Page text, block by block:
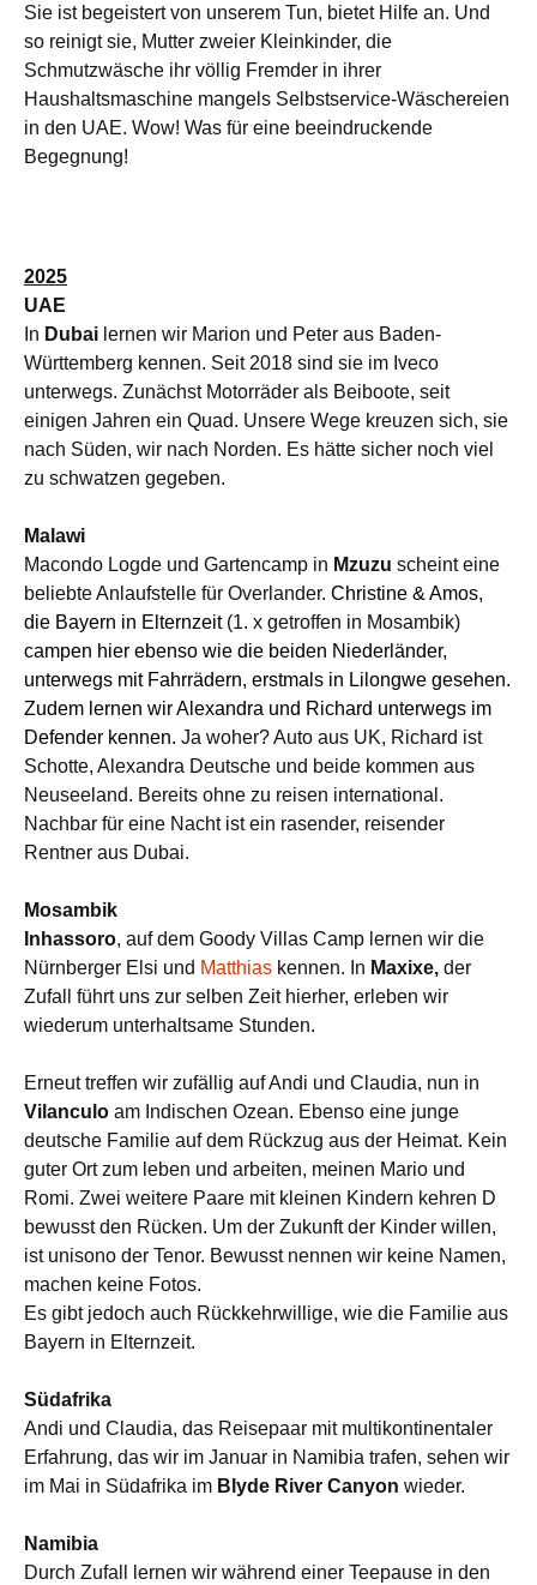
Sie ist begeistert von unserem Tun, bietet Hilfe an. Und
so reinigt sie, Mutter zweier Kleinkinder, die
Schmutzwäsche ihr völlig Fremder in ihrer
Haushaltsmaschine mangels Selbstservice-Wäschereien
in den UAE. Wow! Was für eine beeindruckende
Begegnung!
2025
UAE
In Dubai lernen wir Marion und Peter aus Baden-
Württemberg kennen. Seit 2018 sind sie im Iveco
unterwegs. Zunächst Motorräder als Beiboote, seit
einigen Jahren ein Quad. Unsere Wege kreuzen sich, sie
nach Süden, wir nach Norden. Es hätte sicher noch viel
zu schwatzen gegeben.
Malawi
Macondo Logde und Gartencamp in Mzuzu scheint eine
beliebte Anlaufstelle für Overlander. Christine & Amos,
die Bayern in Elternzeit(1. x getroffen in Mosambik)
campen hier ebenso wie die beiden Niederländer,
unterwegs mit Fahrrädern, erstmals in Lilongwe gesehen.
Zudem lernen wir Alexandra und Richard unterwegs im
Defender kennen. Ja woher? Auto aus UK, Richard ist
Schotte, Alexandra Deutsche und beide kommen aus
Neuseeland. Bereits ohne zu reisen international.
Nachbar für eine Nacht istein rasender, reisender
Rentner aus Dubai.
Mosambik
Inhassoro, auf dem Goody Villas Camp lernen wir die
Nürnberger Elsi und Matthias kennen. In Maxixe, der
Zufall führt uns zur selben Zeit hierher, erleben wir
wiederum unterhaltsame Stunden.
Erneut treffen wir zufällig auf Andi und Claudia, nun in
Vilanculo am Indischen Ozean. Ebenso eine junge
deutsche Familie auf dem Rückzug aus der Heimat. Kein
guter Ort zum leben und arbeiten, meinen Mario und
Romi. Zwei weitere Paare mit kleinen Kindern kehren D
bewusst den Rücken. Um der Zukunft der Kinder willen,
ist unisono der Tenor. Bewusst nennen wir keine Namen,
machen keine Fotos.
Es gibt jedoch auch Rückkehrwillige, wie die Familie aus
Bayern in Elternzeit.
Südafrika
Andi und Claudia, das Reisepaar mit multikontinentaler
Erfahrung, das wir im Januar in Namibia trafen, sehen wir
im Mai in Südafrika im Blyde River Canyon wieder.
Namibia
Durch Zufall lernen wir während einer Teepause in den